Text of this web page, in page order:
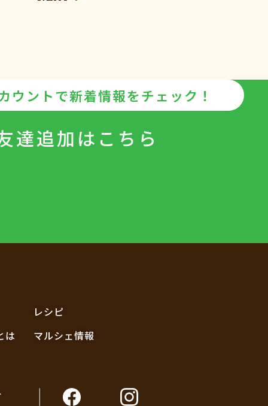
ウントで新着情報をチェック！
達追加は こちら
は
レシピ
マルシェ情報